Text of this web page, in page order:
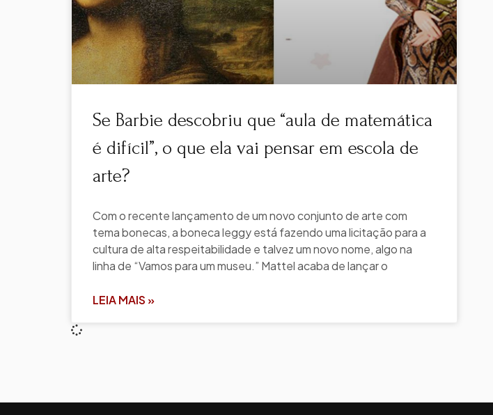
Se Barbie descobriu que “aula de matemática
é difícil”, o que ela vai pensar em escola de
arte?
Com o recente lançamento de um novo conjunto de arte com
tema bonecas, a boneca leggy está fazendo uma licitação para a
cultura de alta respeitabilidade e talvez um novo nome, algo na
linha de “Vamos para um museu.” Mattel acaba de lançar o
LEIA MAIS »